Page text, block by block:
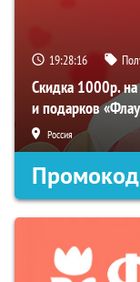
19:28:15
Скидка 1000р. на
и подарков
Россия
Промокод